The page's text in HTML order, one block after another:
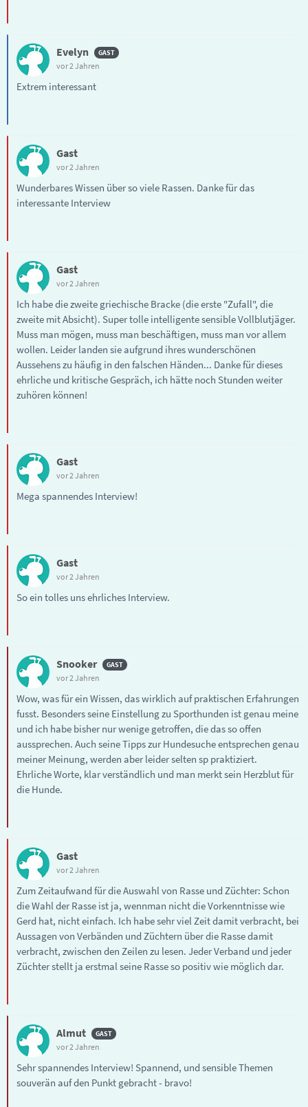
Evelyn
vor 2 Jahren
Extrem interessant
Gast
vor 2 Jahren
Wunderbares Wissen über so viele Rassen. Danke für das
interessante Interview
Gast
vor 2 Jahren
Ich habe die zweite griechische Bracke (die erste "Zufall", die
zweite mit Absicht). Super tolle intelligente sensible Vollblutjäger.
Muss man mögen, muss man beschäftigen, muss man vor allem
wollen. Leider landen sie aufgrund ihres wunderschönen
Aussehens zu häufig in den falschen Händen... Danke für dieses
ehrliche und kritische Gespräch, ich hätte noch Stunden weiter
zuhören können!
Gast
vor 2 Jahren
Mega spannendes Interview!
Gast
vor 2 Jahren
So ein tolles uns ehrliches Interview.
Snooker
vor 2 Jahren
Wow, was für ein Wissen, das wirklich auf praktischen Erfahrungen
fusst. Besonders seine Einstellung zu Sporthunden ist genau meine
und ich habe bisher nur wenige getroffen, die das so offen
aussprechen. Auch seine Tipps zur Hundesuche entsprechen genau
meiner Meinung, werden aber leider selten sp praktiziert.
Ehrliche Worte, klar verständlich und man merkt sein Herzblut für
die Hunde.
Gast
vor 2 Jahren
Zum Zeitaufwand für die Auswahl von Rasse und Züchter: Schon
die Wahl der Rasse ist ja, wennman nicht die Vorkenntnisse wie
Gerd hat, nicht einfach. Ich habe sehr viel Zeit damit verbracht, bei
Aussagen von Verbänden und Züchtern über die Rasse damit
verbracht, zwischen den Zeilen zu lesen. Jeder Verband und jeder
Züchter stellt ja erstmal seine Rasse so positiv wie möglich dar.
Almut
vor 2 Jahren
Sehr spannendes Interview! Spannend, und sensible Themen
souverän auf den Punkt gebracht - bravo!